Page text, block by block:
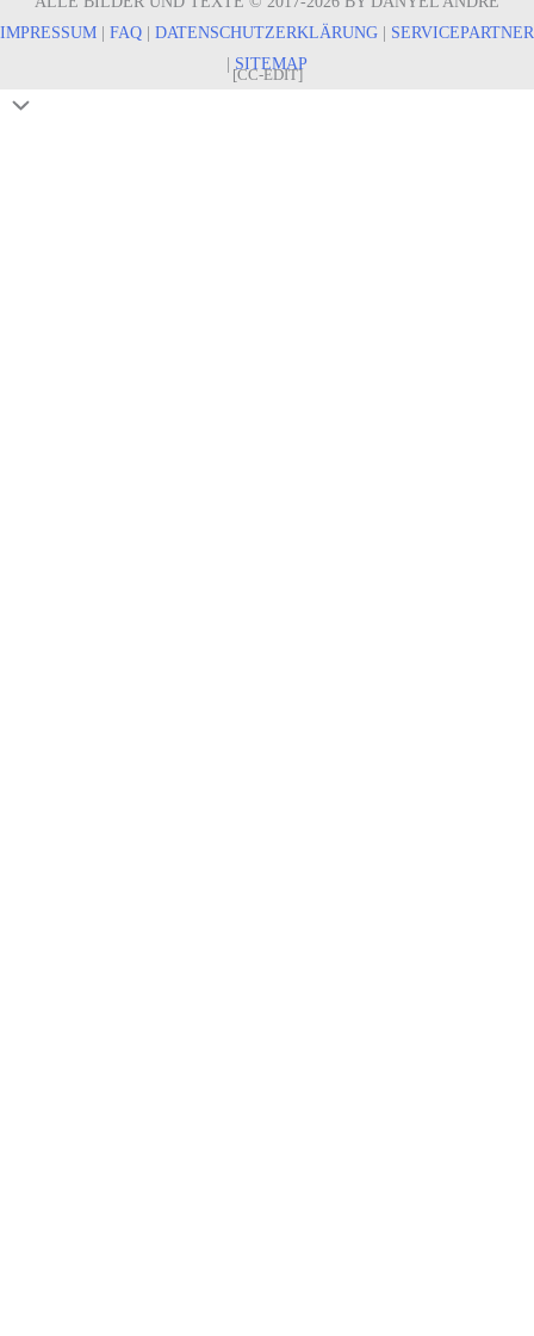
IMPRESSUM | FAQ | DATENSCHUTZERKLÄRUNG | SERVICEPARTNER
| SITEMAP
[CC-EDIT]
Nach